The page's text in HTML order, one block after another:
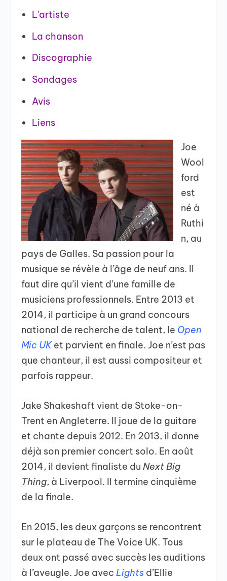
L'artiste
La chanson
Discographie
Sondages
Avis
Liens
Joe
Wool
ford
est
né à
Ruthi
n, au
pays de Galles. Sa passion pour la
musique se révèle à l’âge de neuf ans. Il
faut dire qu’il vient d’une famille de
musiciens professionnels. Entre 2013 et
2014, il participe à un grand concours
national de recherche de talent, le Open
Mic UKet parvient en finale. Joe n’est pas
que chanteur, il est aussi compositeur et
parfois rappeur.
Jake Shakeshaft vient de Stoke-on-
Trent en Angleterre. Il joue de la guitare
et chante depuis 2012. En 2013, il donne
déjà son premier concert solo. En août
2014, il devient finaliste duNext Big
Thing, à Liverpool. Il termine cinquième
de la finale.
En 2015, les deux garçons se rencontrent
sur le plateau de The Voice UK. Tous
deux ont passé avec succès les auditions
à l’aveugle. Joe avecLights d’Ellie